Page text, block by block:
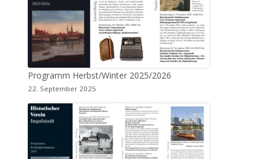
Programm Herbst/Winter 2025/2026
22. September 2025